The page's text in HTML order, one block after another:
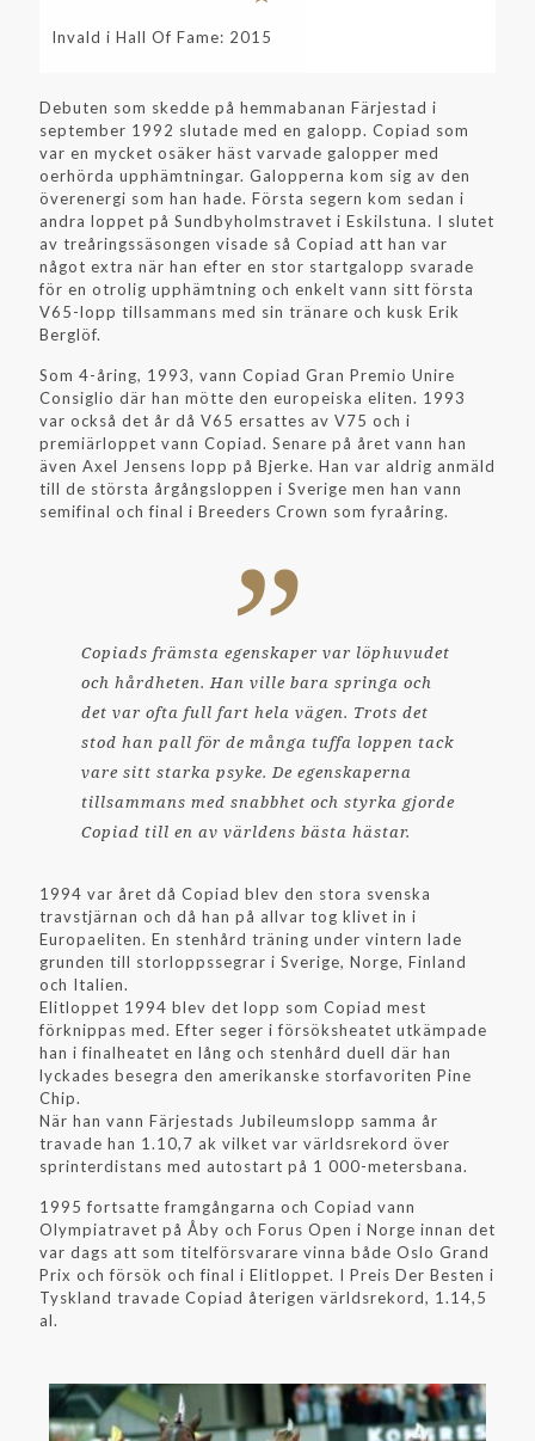
Invald i Hall Of Fame: 2015
Debuten som skedde på hemmabanan Färjestad i
september 1992 slutade med en galopp. Copiad som
var en mycket osäker häst varvade galopper med
oerhörda upphämtningar. Galopperna kom sig av den
överenergi som han hade. Första segern kom sedan i
andra loppet på Sundbyholmstravet i Eskilstuna. I slutet
av treåringssäsongen visade så Copiad att han var
något extra när han efter en stor startgalopp svarade
för en otrolig upphämtning och enkelt vann sitt första
V65-lopp tillsammans med sin tränare och kusk Erik
Berglöf.
Som 4-åring, 1993, vann Copiad Gran Premio Unire
Consiglio där han mötte den europeiska eliten. 1993
var också det år då V65 ersattes av V75 och i
premiärloppet vann Copiad. Senare på året vann han
även Axel Jensens lopp på Bjerke. Han var aldrig anmäld
till de största årgångsloppen i Sverige men han vann
semifinal och final i Breeders Crown som fyraåring.
Copiads främsta egenskaper var löphuvudet
och hårdheten. Han ville bara springa och
det var ofta full fart hela vägen. Trots det
stod han pall för de många tuffa loppen tack
vare sitt starka psyke. De egenskaperna
tillsammans med snabbhet och styrka gjorde
Copiad till en av världens bästa hästar.
1994 var året då Copiad blev den stora svenska
travstjärnan och då han på allvar tog klivet in i
Europaeliten. En stenhård träning under vintern lade
grunden till storloppssegrar i Sverige, Norge, Finland
och Italien.
Elitloppet 1994 blev det lopp som Copiad mest
förknippas med. Efter seger i försöksheatet utkämpade
han i finalheatet en lång och stenhård duell där han
lyckades besegra den amerikanske storfavoriten Pine
Chip.
När han vann Färjestads Jubileumslopp samma år
travade han 1.10,7 ak vilket var världsrekord över
sprinterdistans med autostart på 1 000-metersbana.
1995 fortsatte framgångarna och Copiad vann
Olympiatravet på Åby och Forus Open i Norge innan det
var dags att som titelförsvarare vinna både Oslo Grand
Prix och försök och final i Elitloppet. I Preis Der Besten i
Tyskland travade Copiad återigen världsrekord, 1.14,5
al.